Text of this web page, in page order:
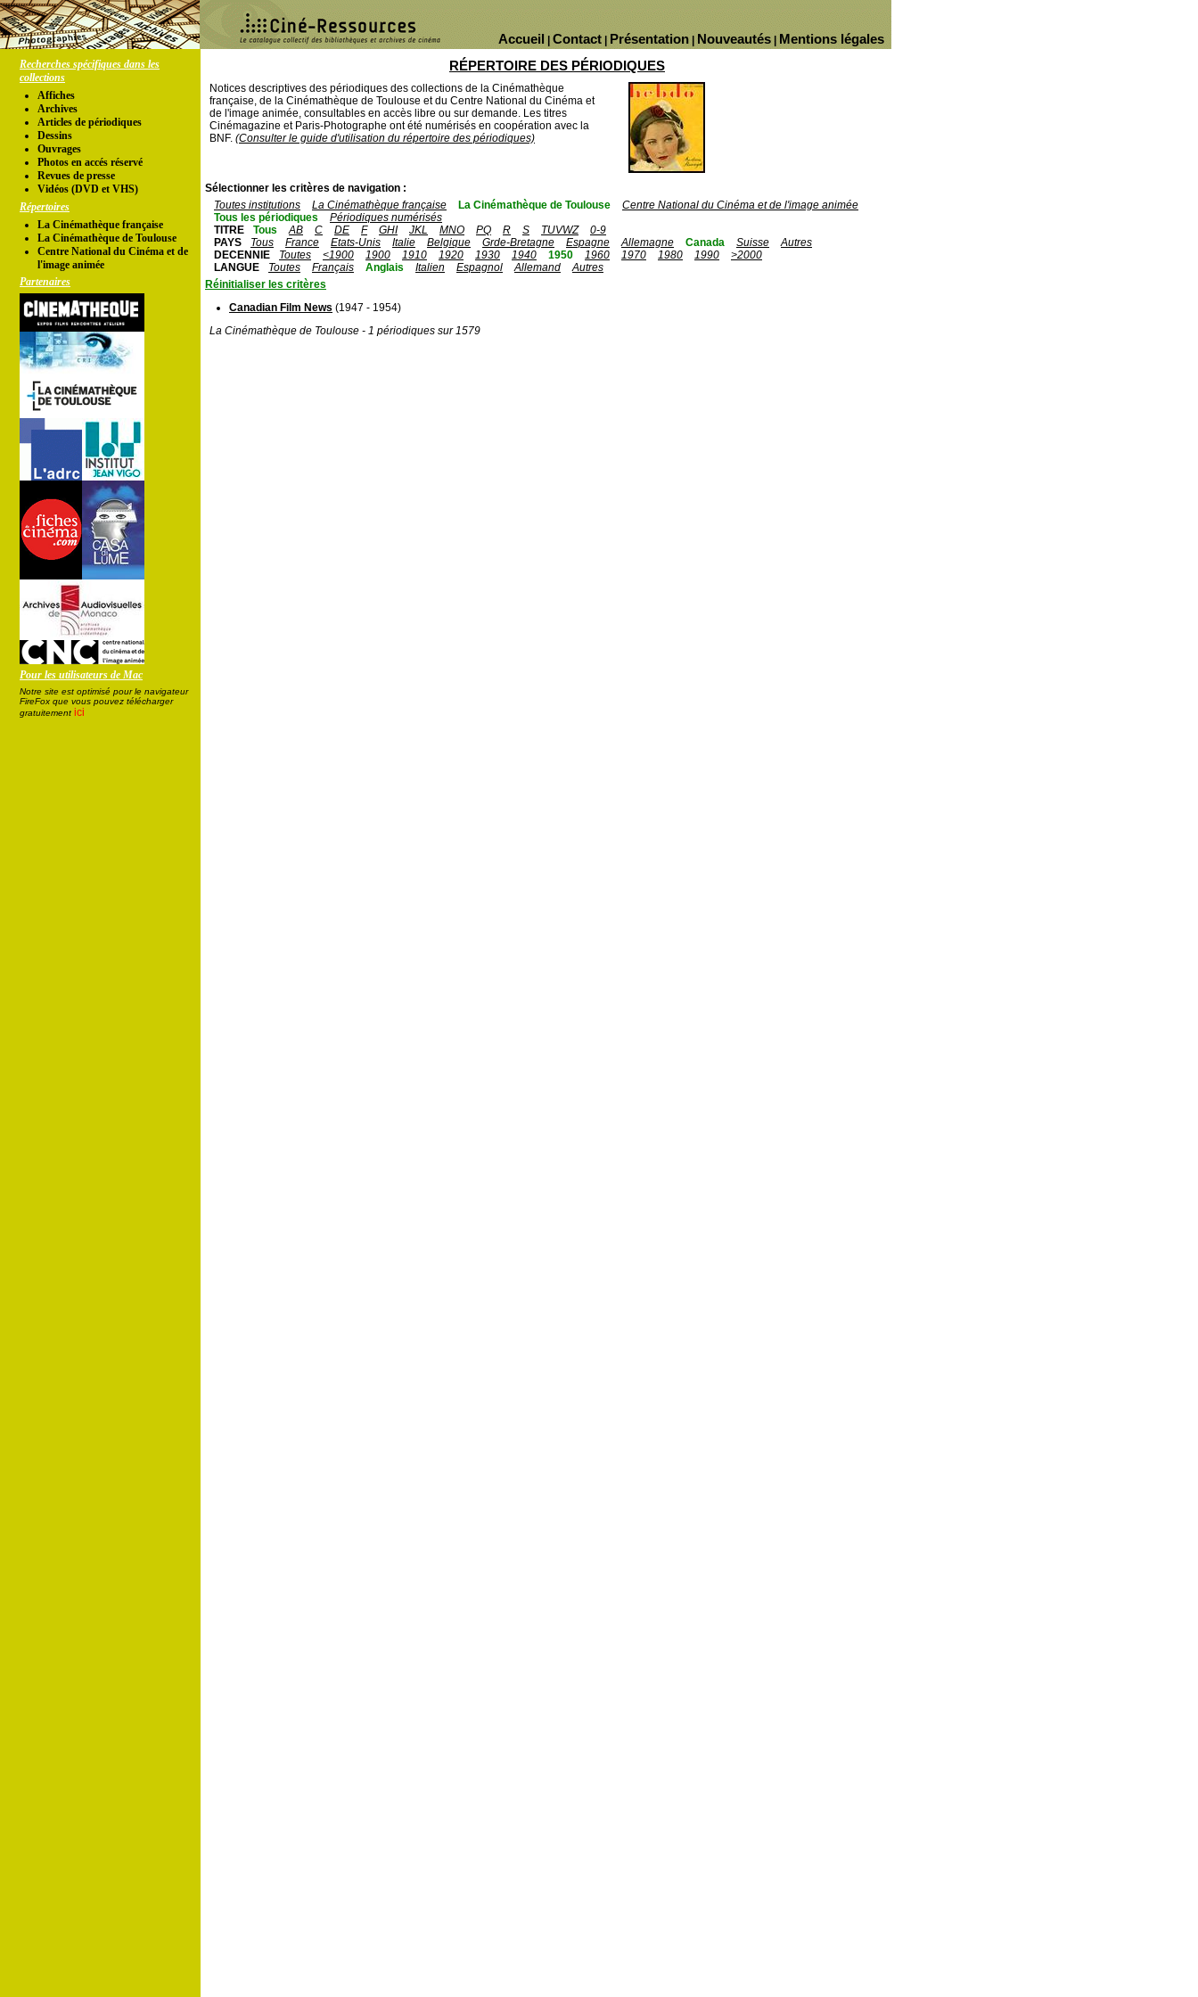
Mentions légales
Nouveautés
Présentation
Contact
Accueil
Recherches spécifiques dans les
collections
Affiches
Archives
Articles de périodiques
Dessins
Ouvrages
Photos en accés réservé
Revues de presse
Vidéos (DVD et VHS)
Répertoires
La Cinémathèque française
La Cinémathèque de Toulouse
Centre National du Cinéma et de
l'image animée
Partenaires
Pour les utilisateurs de Mac
Notre site est optimisé pour le navigateur
FireFox que vous pouvez télécharger
gratuitement ici
RÉPERTOIRE DES PÉRIODIQUES
Notices descriptives des périodiques des collections de la Cinémathèque
française, de la Cinémathèque de Toulouse et du Centre National du Cinéma et
de l'image animée, consultables en accès libre ou sur demande. Les titres
Cinémagazine et Paris-Photographe ont été numérisés en coopération avec la
BNF. (Consulter le guide d'utilisation du répertoire des périodiques)
Sélectionner les critères de navigation :
Toutes institutions
La Cinémathèque française La Cinémathèque de Toulouse
Centre National du Cinéma et de l'image animée
Tous les périodiques
Périodiques numérisés
TITRE
Tous AB C DE F GHI JKL MNO PQ R S TUVWZ
0-9
PAYS
Tous France Etats-Unis Italie Belgique Grde-Bretagne Espagne Allemagne Canada Suisse
Autres
DECENNIE
Toutes <1900 1900 1910 1920 1930 1940 1950 1960 1970 1980 1990
>2000
LANGUE
Toutes Français Anglais Italien Espagnol Allemand
Autres
Réinitialiser les critères
Canadian Film News (1947 - 1954)
La Cinémathèque de Toulouse - 1 périodiques sur 1579